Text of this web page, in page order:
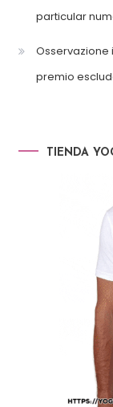
particular
premio
TIENDA